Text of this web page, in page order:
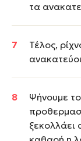
τα
Τέλος,
Ψήνουμε
ξεκολλάει